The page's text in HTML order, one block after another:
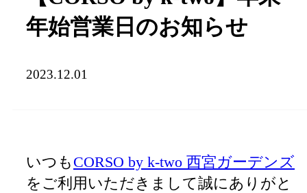
年始営業日のお知らせ
2023.12.01
いつも CORSO by k-two 西宮ガーデンズ
をご利用いただきまして誠にありがと